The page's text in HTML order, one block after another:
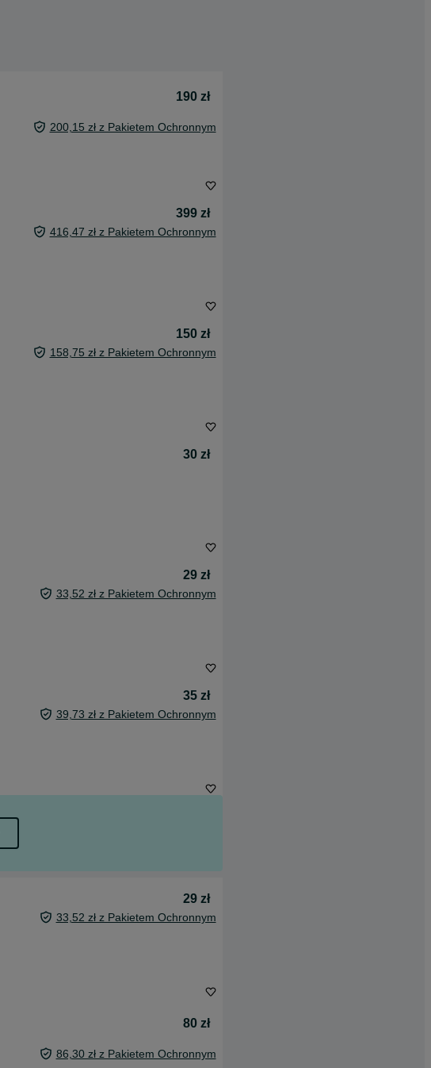
190 zł
200,15 zł z Pakietem Ochronnym
399 zł
416,47 zł z Pakietem Ochronnym
150 zł
158,75 zł z Pakietem Ochronnym
30 zł
29 zł
33,52 zł z Pakietem Ochronnym
35 zł
39,73 zł z Pakietem Ochronnym
29 zł
33,52 zł z Pakietem Ochronnym
80 zł
86,30 zł z Pakietem Ochronnym